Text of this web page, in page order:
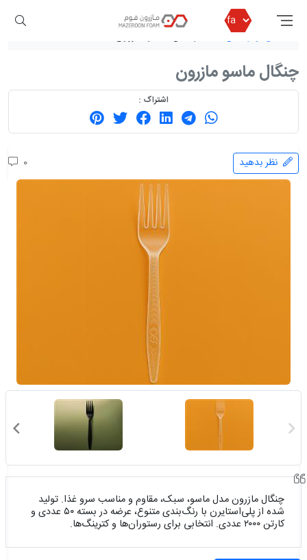
مازرون فوم محصولات
ملزومات کیترینگی
قاشق و چنگال
چنگال ماسو مازرون
اشتراک :
0
چنگال مازرون مدل ماسو، سبک، مقاوم و مناسب سرو غذا. تولید
شده از پلی‌استایرن با رنگ‌بندی متنوع، عرضه در بسته ۵۰ عددی و
کارتن ۲۰۰۰ عددی. انتخابی برای رستوران‌ها و کترینگ‌ها.